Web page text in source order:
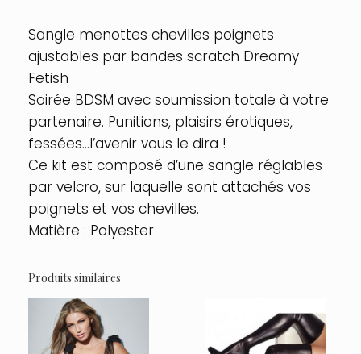
Sangle menottes chevilles poignets
ajustables par bandes scratch Dreamy
Fetish
Soirée BDSM avec soumission totale à votre
partenaire. Punitions, plaisirs érotiques,
fessées…l’avenir vous le dira !
Ce kit est composé d’une sangle réglables
par velcro, sur laquelle sont attachés vos
poignets et vos chevilles.
Matière : Polyester
Produits similaires